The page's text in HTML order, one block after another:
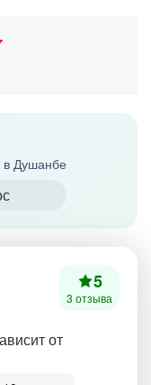
в Душанбе
от
5
3 отзыва